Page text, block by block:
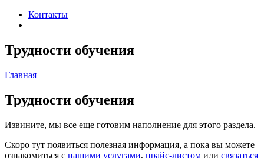
Контакты
Трудности обучения
Главная
Трудности обучения
Извините, мы все еще готовим наполнение для этого раздела.
Скоро тут появиться полезная информация, а пока вы можете
ознакомиться с нашими услугами, прайс-листом или связаться